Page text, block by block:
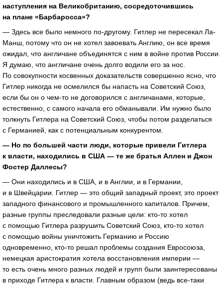
наступления на Великобританию, сосредоточившись
на плане «Барбаросса»?
— Здесь все было немного по-другому. Гитлер не пересекал Ла-
Манш, потому что он не хотел завоевать Англию, он все время
ожидал, что англичане объединятся с ним в войне против России.
Я думаю, что англичане очень долго водили его за нос.
По совокупности косвенных доказательств совершенно ясно, что
Гитлер никогда не осмелился бы напасть на Советский Союз,
если бы он о чем-то не договорился с англичанами, которые,
естественно, с самого начала его обманывали. Им нужно было
толкнуть Гитлера на Советский Союз, чтобы потом разделаться
с Германией, как с потенциальным конкурентом.
— Но по большей части люди, которые привели Гитлера
к власти, находились в США — те же братья Аллен и Джон
Фостер Даллесы?
— Они находились и в США, и в Англии, и в Германии,
и в Швейцарии. Гитлер — это общий западный проект, это проект
западного финансового и промышленного капиталов. Причем,
разные группы преследовали разные цели: кто-то хотел
с помощью Гитлера разрушить Советский Союз, кто-то хотел
с помощью войны уничтожить Германию и Россию
одновременно, кто-то решал проблемы создания Евросоюза,
немецкая аристократия хотела восстановления империи —
то есть очень много разных людей и групп были заинтересованы
в приходе Гитлера к власти. Главным образом (ведь все-таки